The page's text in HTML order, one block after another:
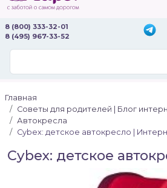
8 (800) 333-32-01
8 (495) 967-33-52
Главная
Советы для родителей | Блог
Автокресла
Сybex: детское автокресло |
Сybex: детское